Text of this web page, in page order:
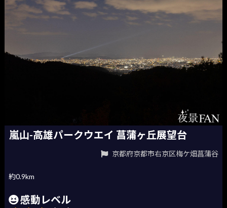
嵐山-高雄パークウエイ 菖蒲ヶ丘展望台
京都府京都市右京区梅ケ畑菖蒲谷
約0.9km
感動レベル